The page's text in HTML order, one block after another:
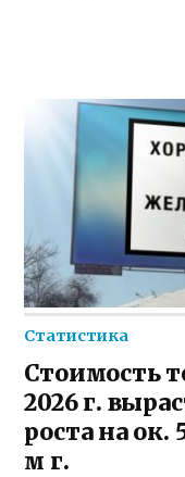
Статистика
Стоимость
2026 г.
роста на ок.
м г.